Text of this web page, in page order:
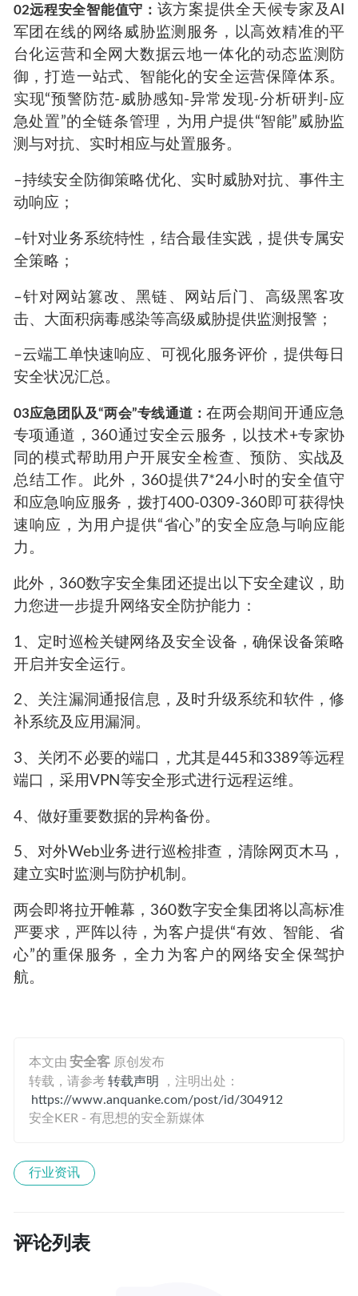
02远程安全智能值守： 该方案提供全天候专家及AI
军团在线的网络威胁监测服务，以高效精准的平
台化运营和全网大数据云地一体化的动态监测防
御，打造一站式、智能化的安全运营保障体系。
实现“预警防范-威胁感知-异常发现-分析研判-应
急处置”的全链条管理，为用户提供“智能”威胁监
测与对抗、实时相应与处置服务。
–持续安全防御策略优化、实时威胁对抗、事件主
动响应；
–针对业务系统特性，结合最佳实践，提供专属安
全策略；
–针对网站篡改、黑链、网站后门、高级黑客攻
击、大面积病毒感染等高级威胁提供监测报警；
–云端工单快速响应、可视化服务评价，提供每日
安全状况汇总。
03应急团队及“两会”专线通道：在两会期间开通应急
专项通道，360通过安全云服务，以技术+专家协
同的模式帮助用户开展安全检查、预防、实战及
总结工作。此外，360提供7*24小时的安全值守
和应急响应服务，拨打400-0309-360即可获得快
速响应，为用户提供“省心”的安全应急与响应能
力。
此外，360数字安全集团还提出以下安全建议，助
力您进一步提升网络安全防护能力：
1、定时巡检关键网络及安全设备，确保设备策略
开启并安全运行。
2、关注漏洞通报信息，及时升级系统和软件，修
补系统及应用漏洞。
3、关闭不必要的端口，尤其是445和3389等远程
端口，采用VPN等安全形式进行远程运维。
4、做好重要数据的异构备份。
5、对外Web业务进行巡检排查，清除网页木马，
建立实时监测与防护机制。
两会即将拉开帷幕，360数字安全集团将以高标准
严要求，严阵以待，为客户提供“有效、智能、省
心”的重保服务，全力为客户的网络安全保驾护
航。
本文由 安全客 原创发布
转载，请参考 转载声明
，注明出处：
https://www.anquanke.com/post/id/304912
安全KER - 有思想的安全新媒体
行业资讯
评论列表